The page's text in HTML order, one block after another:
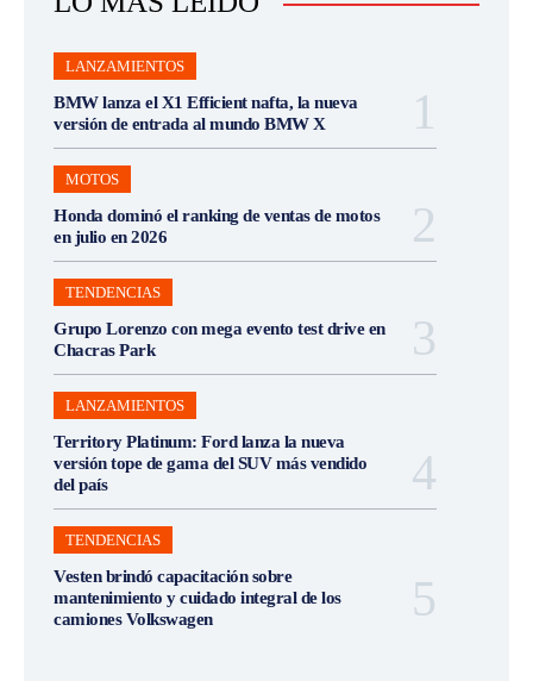
LANZAMIENTOS
BMW lanza el X1 Efficient nafta, la nueva
versión de entrada al mundo BMW X
MOTOS
Honda dominó el ranking de ventas de motos
en julio en 2026
TENDENCIAS
Grupo Lorenzo con mega evento test drive en
Chacras Park
LANZAMIENTOS
Territory Platinum: Ford lanza la nueva
versión tope de gama del SUV más vendido
del país
TENDENCIAS
Vesten brindó capacitación sobre
mantenimiento y cuidado integral de los
camiones Volkswagen